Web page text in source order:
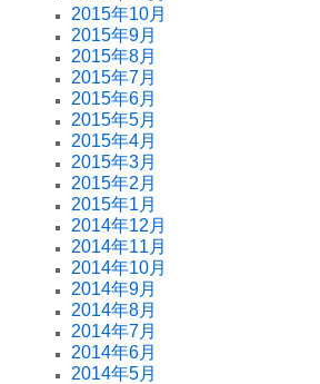
2015年10月
2015年9月
2015年8月
2015年7月
2015年6月
2015年5月
2015年4月
2015年3月
2015年2月
2015年1月
2014年12月
2014年11月
2014年10月
2014年9月
2014年8月
2014年7月
2014年6月
2014年5月